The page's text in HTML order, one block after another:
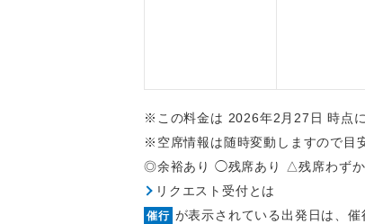
※この料金は 2026年2月27日 時点
※空席情報は随時変動しますので目
◎余裕あり ◯残席あり △残席わずか
リクエスト受付とは
催行 が表示されている出発日は、催